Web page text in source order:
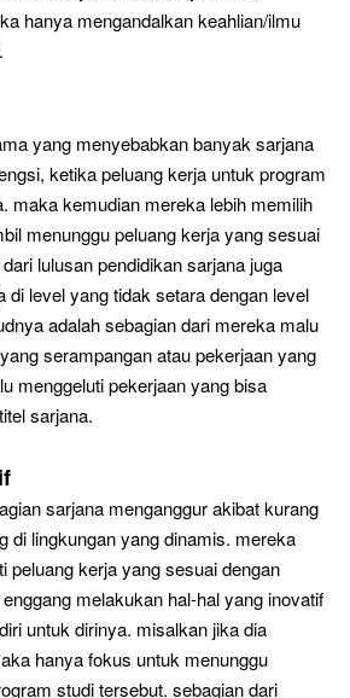
hanya mengandalkan keahlian/ilmu
yang menyebabkan banyak sarjana
ketika peluang kerja untuk program
maka kemudian mereka lebih memilih
menunggu peluang kerja yang sesuai
lulusan pendidikan sarjanajuga
di level yang tidak setara dengan level
adalah sebagian dari mereka malu
serampangan atau pekerjaan yang
menggeluti pekerjaan yang bisa
sarjana.
sarjana menganggur akibat kurang
di lingkungan yang dinamis. mereka
peluang kerja yang sesuai dengan
melakukan hal-hal yang inovatif
untuk dirinya. misalkan jika dia
hanya fokus untuk menunggu
studi tersebut. sebagiandari